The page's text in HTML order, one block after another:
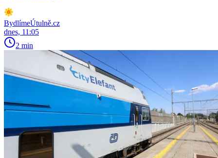
BydlímeÚtulně.cz
dnes, 11:05
2 min